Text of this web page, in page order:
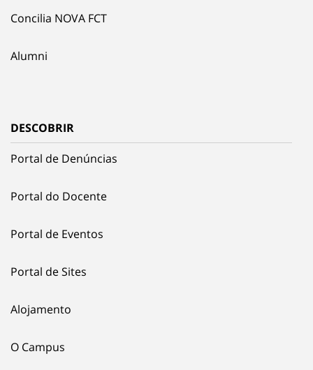
Concilia NOVA FCT
Alumni
DESCOBRIR
Portal de Denúncias
Portal do Docente
Portal de Eventos
Portal de Sites
Alojamento
O Campus